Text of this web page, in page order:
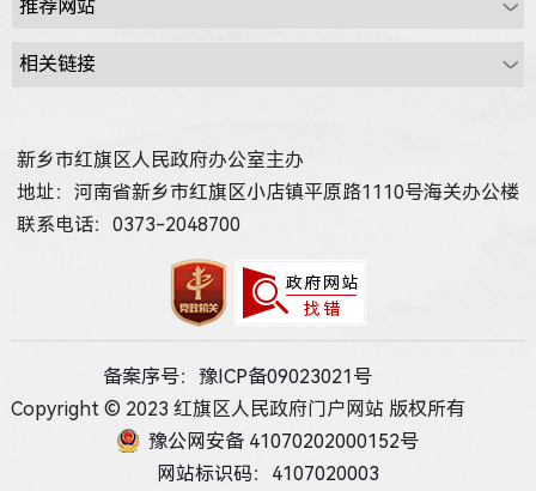
新乡市红旗区人民政府办公室主办
地址：河南省新乡市红旗区小店镇平原路1110号海关办公楼
联系电话：0373-2048700
备案序号：豫ICP备09023021号
Copyright © 2023 红旗区人民政府门户网站 版权所有
豫公网安备 41070202000152号
网站标识码：4107020003